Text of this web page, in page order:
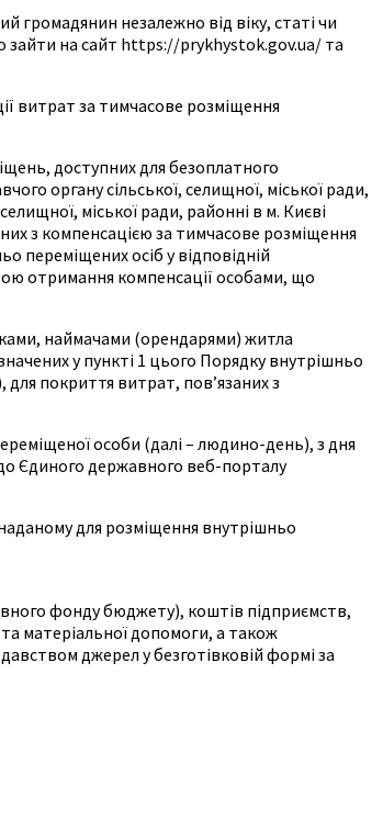
громадянин незалежно від віку, статі чи
зайти на сайт https://prykhystok.gov.ua/ та
витрат за тимчасове розміщення
доступних для безоплатного
органу сільської, селищної, міської ради,
міської ради, районні в м. Києві
з компенсацією за тимчасове розміщення
переміщених осіб у відповідній
отримання компенсації особами, що
наймачами (орендарями) житла
у пункті 1 цього Порядку внутрішньо
для покриття витрат, пов’язаних з
особи (далі – людино-день), з дня
Єдиного державного веб-порталу
для розміщення внутрішньо
фонду бюджету), коштів підприємств,
та матеріальної допомоги, а також
джерел у безготівковій формі за